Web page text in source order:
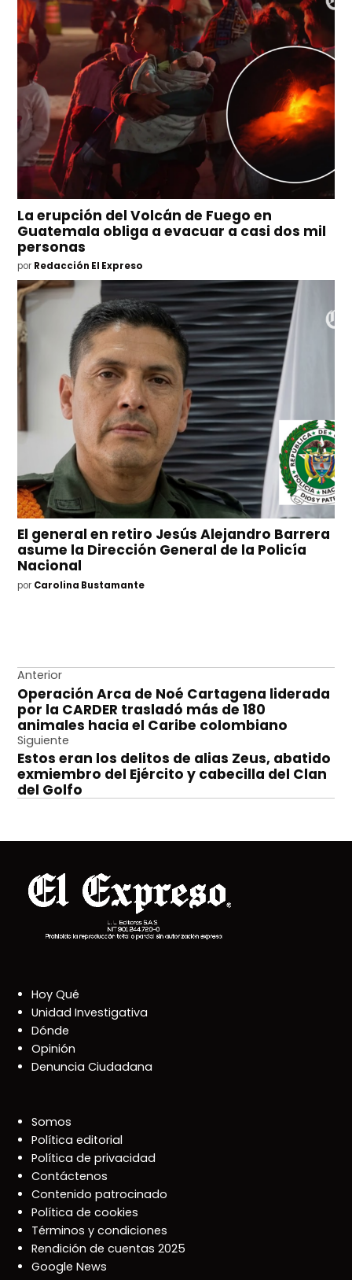
La erupción del Volcán de Fuego en
Guatemala obliga a evacuar a casi dos mil
personas
por Redacción El Expreso
El general en retiro Jesús Alejandro Barrera
asume la Dirección General de la Policía
Nacional
por Carolina Bustamante
Navegación
de
entradas
Anterior
Operación Arca de Noé Cartagena liderada
por la CARDER trasladó más de 180
animales hacia el Caribe colombiano
Siguiente
Estos eran los delitos de alias Zeus, abatido
exmiembro del Ejército y cabecilla del Clan
del Golfo
Hoy Qué
Unidad Investigativa
Dónde
Opinión
Denuncia Ciudadana
Somos
Política editorial
Política de privacidad
Contáctenos
Contenido patrocinado
Política de cookies
Términos y condiciones
Rendición de cuentas 2025
Google News